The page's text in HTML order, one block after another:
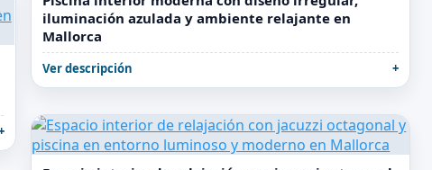
iluminación azulada y ambiente relajante en
Mallorca
Ver descripción